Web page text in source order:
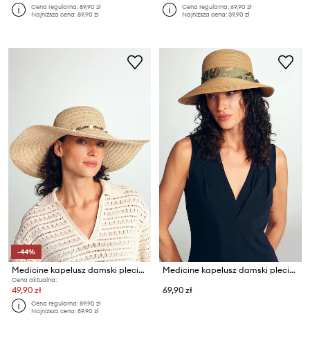
Cena regularna:89,90 zł
Najniższa cena:89,90 zł
Cena regularna:69,90 zł
Najniższa cena:39,90 zł
-44%
Medicine kapelusz damski pleciony
Cena aktualna:
49,90 zł
Cena regularna:89,90 zł
Najniższa cena:89,90 zł
Medicine kapelusz damski pleciony
69,90 zł